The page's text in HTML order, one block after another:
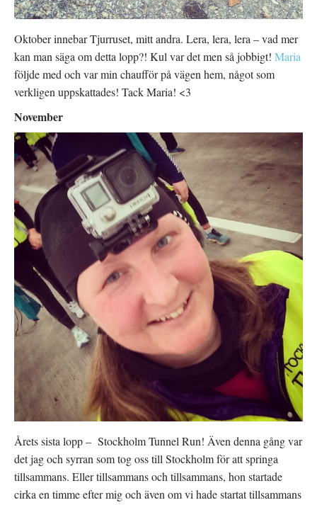
Oktober innebar Tjurruset, mitt andra. Lera, lera, lera – vad mer
kan man säga om detta lopp?! Kul var det men så jobbigt! Maria
följde med och var min chaufför på vägen hem, något som
verkligen uppskattades! Tack Maria! <3
November
Årets sista lopp – Stockholm Tunnel Run! Även denna gång var
det jag och syrran som tog oss till Stockholm för att springa
tillsammans. Eller tillsammans och tillsammans, hon startade
cirka en timme efter mig och även om vi hade startat tillsammans